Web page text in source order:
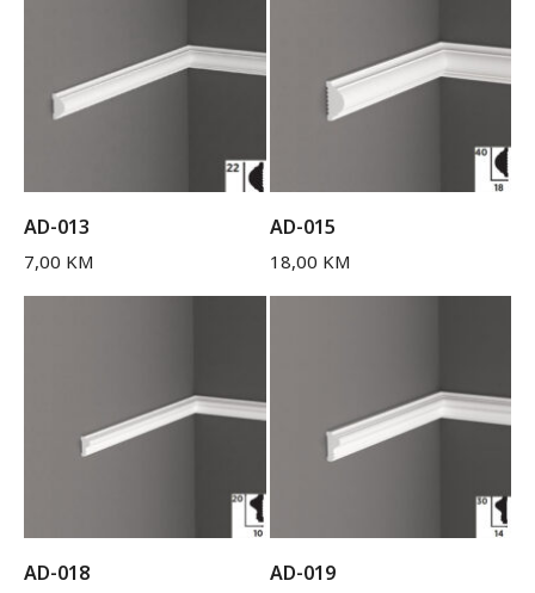
AD-013
7,00 KM
AD-015
18,00 KM
AD-018 AD-019